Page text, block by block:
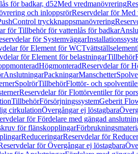
för badkar, d52Med vredmanövrering
och inloppsrörReservdelar för
tryckknappsmanövrering
för Tillbehör för vattenlås för badkar
för Systemväggar
för Element för WCTvättställselement
för Element för belastningarTillbehör
HögmonteradReservdelar för
AnslutningarPackningarManschetter
SpolrörTillbehörFlottör- och
Reservdelar för Flottörventiler för
TillbehörFörsörjningssystemGeberit
cirkulationÖvergångar ej löstagbara
för Fördelare med gängad
för flänskopplingar
ReduceringarReservdelar för
för Övergångar ej löstagbara